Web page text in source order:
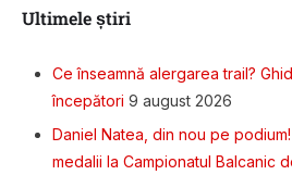
Ultimele știri
Ce înseamnă alergarea trail?
începători 9 august 2026
Daniel Natea, din nou pe
medalii la Campionatul Balcanic